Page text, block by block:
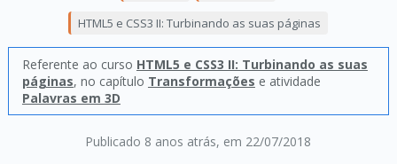
Publicado 8 anos atrás, em 22/07/2018
HTML5 e CSS3 II: Turbinando as suas páginas
Referente ao curso HTML5 e CSS3 II: Turbinando as suas
páginas, no capítulo Transformações e atividade
Palavras em 3D